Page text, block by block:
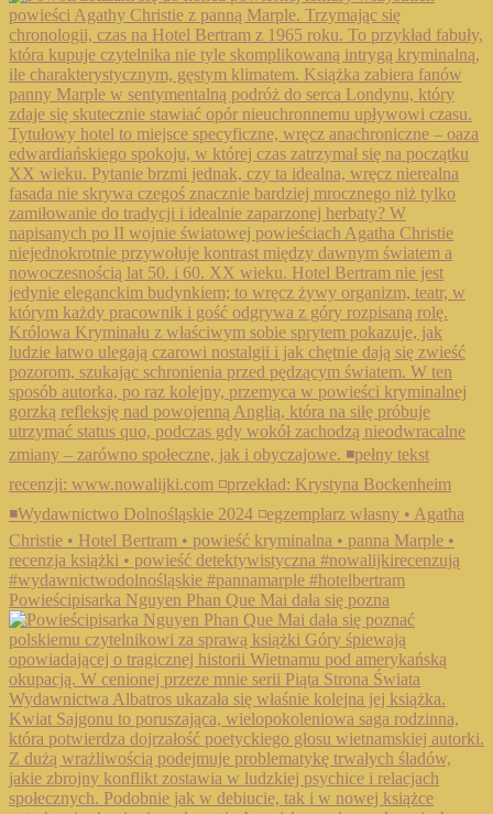
Powieścipisarka Nguyen Phan Que Mai dała się pozna